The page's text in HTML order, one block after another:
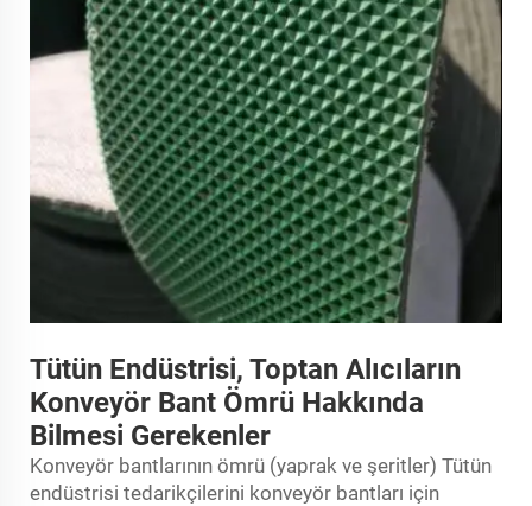
Tütün Endüstrisi, Toptan Alıcıların
Konveyör Bant Ömrü Hakkında
Bilmesi Gerekenler
Konveyör bantlarının ömrü (yaprak ve şeritler) Tütün
endüstrisi tedarikçilerini konveyör bantları için